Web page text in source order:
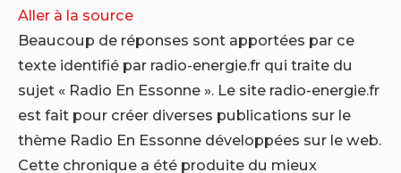
Aller à la source
Beaucoup de réponses sont apportées par ce
texte identifié par radio-energie.fr qui traite du
sujet « Radio En Essonne ». Le site radio-energie.fr
est fait pour créer diverses publications sur le
thème Radio En Essonne développées sur le web.
Cette chronique a été produite du mieux